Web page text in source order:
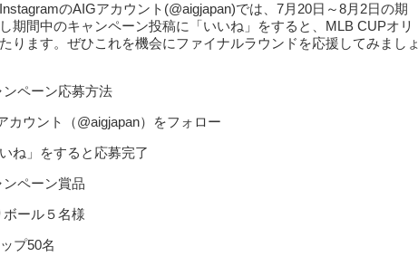
のAIGアカウント(@aigjapan)では、7月20日～8月2日の期
期間中のキャンペーン投稿に「いいね」をすると、MLB CUPオリ
ります。ぜひこれを機会にファイナルラウンドを応援してみましょ
ペーン応募方法
ウント（@aigjapan）をフォロー
ね」をすると応募完了
ペーン賞品
ール５名様
プ50名